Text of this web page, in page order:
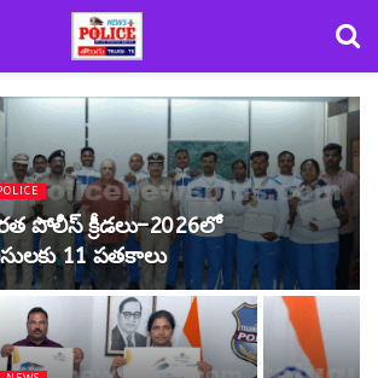
పోలీస్ క్రీడలు–2026లో
11 పతకాలు